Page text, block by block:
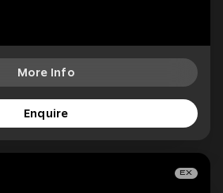
More Info
Enquire
EX